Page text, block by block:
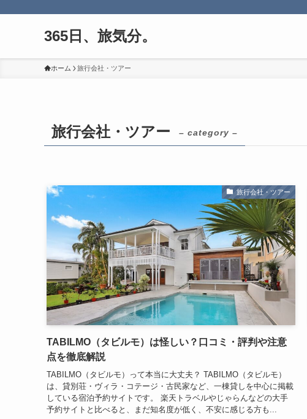
365日、旅気分。
ホーム 旅行会社・ツアー
旅行会社・ツアー – category –
旅行会社・ツアー
TABILMO（タビルモ）は怪しい？口コミ・評判や注意
点を徹底解説
TABILMO（タビルモ）って本当に大丈夫？ TABILMO（タビルモ）
は、貸別荘・ヴィラ・コテージ・古民家など、一棟貸しを中心に掲載
している宿泊予約サイトです。 楽天トラベルやじゃらんなどの大手
予約サイトと比べると、まだ知名度が低く、不安に感じる方も...